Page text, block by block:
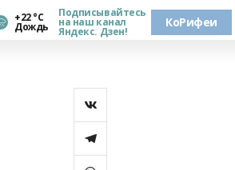
+22 °С
Дождь
Подписывайтесь
на наш канал
Яндекс. Дзен!
КоРифеи